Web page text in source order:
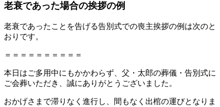
老衰であった場合の挨拶の例
老衰であったことを告げる告別式での喪主挨拶の例は次のと
おりです。
＝＝＝＝＝＝＝＝＝＝
本日はご多用中にもかかわらず、父・太郎の葬儀・告別式に
ご会葬いただき、誠にありがとうございました。
おかげさまで滞りなく進行し、間もなく出棺の運びとなりま